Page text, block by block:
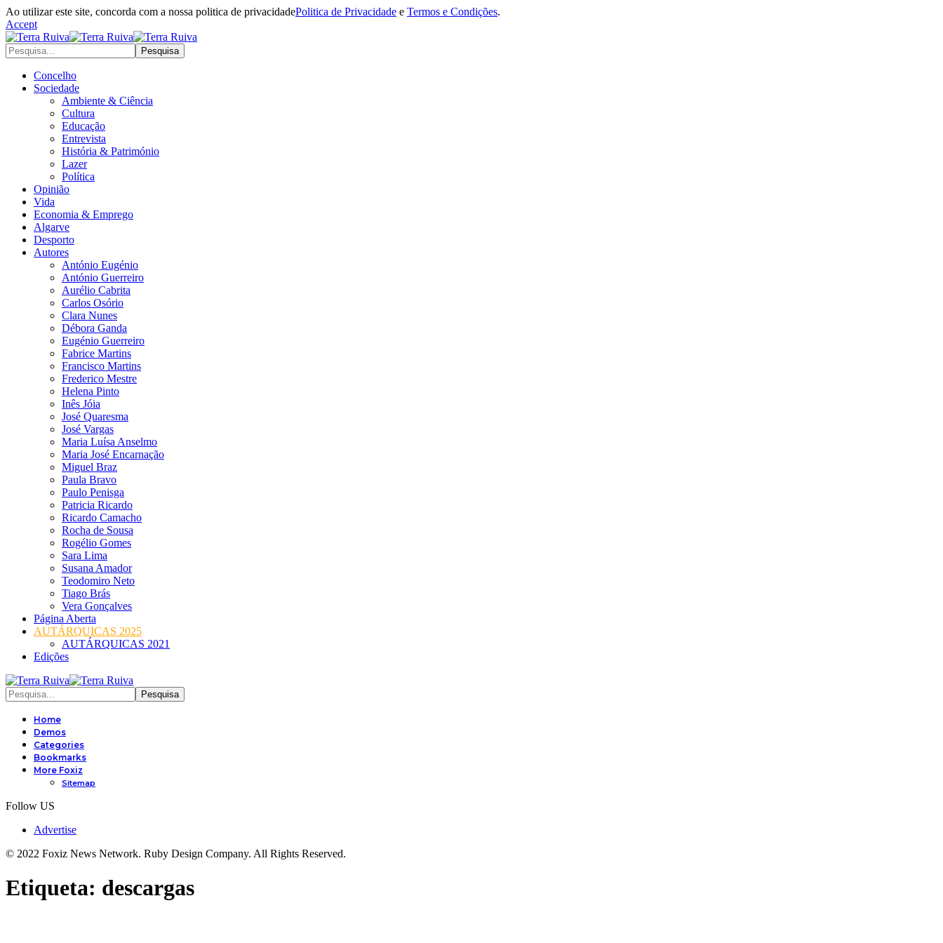
Ao utilizar este site, concorda com a nossa politica de privacidadePolitica de Privacidade e Termos e Condições.
Accept
Concelho
Sociedade
Ambiente & Ciência
Cultura
Educação
Entrevista
História & Património
Lazer
Política
Opinião
Vida
Economia & Emprego
Algarve
Desporto
Autores
António Eugénio
António Guerreiro
Aurélio Cabrita
Carlos Osório
Clara Nunes
Débora Ganda
Eugénio Guerreiro
Fabrice Martins
Francisco Martins
Frederico Mestre
Helena Pinto
Inês Jóia
José Quaresma
José Vargas
Maria Luísa Anselmo
Maria José Encarnação
Miguel Braz
Paula Bravo
Paulo Penisga
Patricia Ricardo
Ricardo Camacho
Rocha de Sousa
Rogélio Gomes
Sara Lima
Susana Amador
Teodomiro Neto
Tiago Brás
Vera Gonçalves
Página Aberta
AUTÁRQUICAS 2025
AUTÁRQUICAS 2021
Edições
Home
Demos
Categories
Bookmarks
More Foxiz
Sitemap
Follow US
Advertise
© 2022 Foxiz News Network. Ruby Design Company. All Rights Reserved.
Etiqueta: descargas